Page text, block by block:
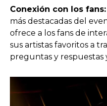
Conexión con los fans:
más destacadas del
ofrece a los fans de
sus artistas favoritos a
preguntas y respuestas